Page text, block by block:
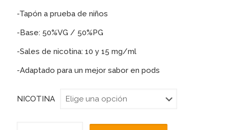
-Tapón a prueba de niños
-Base: 50%VG / 50%PG
-Sales de nicotina: 10 y 15 mg/ml
-Adaptado para un mejor sabor en pods
NICOTINA